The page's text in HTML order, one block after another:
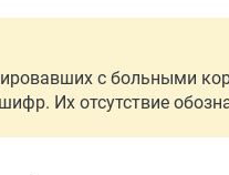
с больными
Их отсутствие